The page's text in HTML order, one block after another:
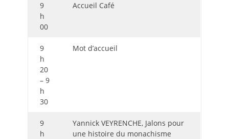
9
h
00
Accueil Café
9
h
20
– 9
h
30
Mot d’accueil
9
h
Yannick VEYRENCHE, Jalons pour
une histoire du monachisme